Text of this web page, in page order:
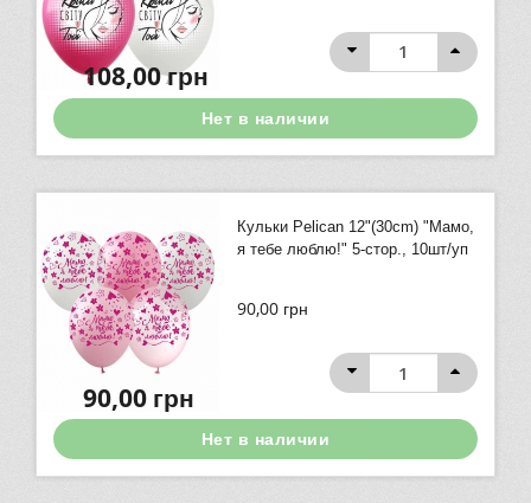
108,00грн
Нет в наличии
Кульки Pelican 12"(30сm) "Мамо,
я тебе люблю!" 5-стор., 10шт/уп
90,00 грн
90,00грн
Нет в наличии